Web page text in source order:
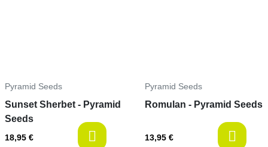
Pyramid Seeds
Sunset Sherbet - Pyramid
Seeds
18,95 € available
Pyramid Seeds
Romulan - Pyramid Seeds
13,95 €